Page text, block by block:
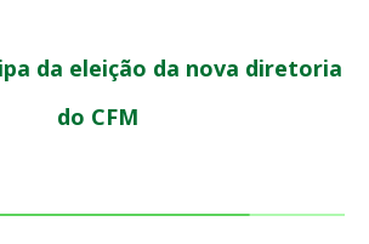
da eleição da nova diretoria
do CFM